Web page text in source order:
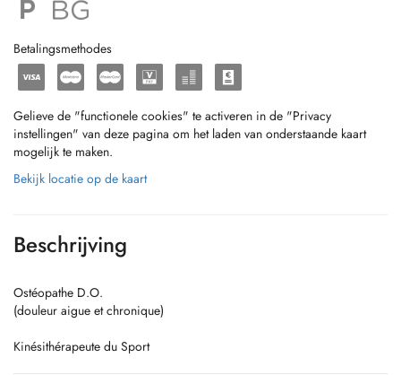
Betalingsmethodes
Gelieve de "functionele cookies" te activeren in de "Privacy
instellingen" van deze pagina om het laden van onderstaande kaart
mogelijk te maken.
Bekijk locatie op de kaart
Beschrijving
Ostéopathe D.O.
(douleur aigue et chronique)
Kinésithérapeute du Sport